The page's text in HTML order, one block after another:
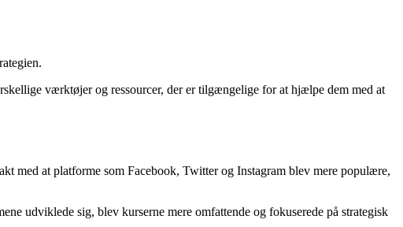
værktøjer og ressourcer, der er tilgængelige for at hjælpe dem med at
med at platforme som Facebook, Twitter og Instagram blev mere populære,
udviklede sig, blev kurserne mere omfattende og fokuserede på strategisk